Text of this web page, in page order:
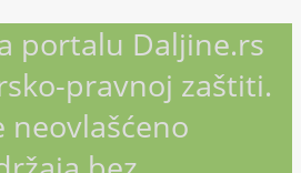
portalu Daljine.rs
pravnoj zaštiti.
neovlašćeno